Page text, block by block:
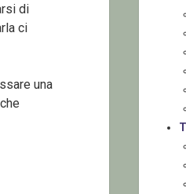
di
ci
una